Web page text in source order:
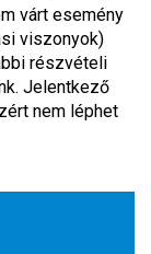
várt esemény
viszonyok)
részvételi
Jelentkező
nem léphet